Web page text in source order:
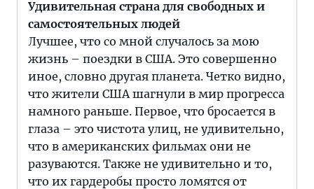
Удивительная страна для свободных и
самостоятельных людей
Лучшее, что со мной случалось за мою
жизнь – поездки в США. Это совершенно
иное, словно другая планета. Четко видно,
что жители США шагнули в мир прогресса
намного раньше. Первое, что бросается в
глаза – это чистота улиц, не удивительно,
что в американских фильмах они не
разуваются. Также не удивительно и то,
что их гардеробы просто ломятся от